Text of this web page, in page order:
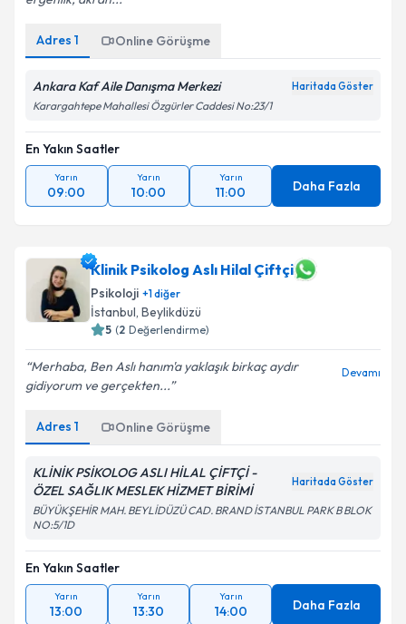
ergenlik, akran...
Adres 1 Online Görüşme
Ankara Kaf Aile Danışma Merkezi
Karargahtepe Mahallesi Özgürler Caddesi No:23/1
En Yakın Saatler
Yarın
09:00
Yarın
10:00
Yarın
11:00 Daha Fazla
Klinik Psikolog Aslı Hilal Çiftçi
Psikoloji diğer
İstanbul, Beylikdüzü
( Değerlendirme)
Merhaba, Ben Aslı hanım'a yaklaşık birkaç aydır
gidiyorum ve gerçekten...
Adres 1 Online Görüşme
KLİNİK PSİKOLOG ASLI HİLAL ÇİFTÇİ -
ÖZEL SAĞLIK MESLEK HİZMET BİRİMİ
BÜYÜKŞEHİR MAH. BEYLİDÜZÜ CAD. BRAND İSTANBUL PARK B BLOK
En Yakın Saatler
Yarın Yarın Yarın
Daha Fazla